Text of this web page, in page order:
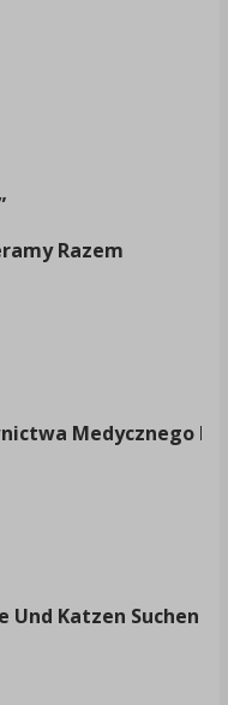
Razem
Medycznego
Und Katzen Suchen